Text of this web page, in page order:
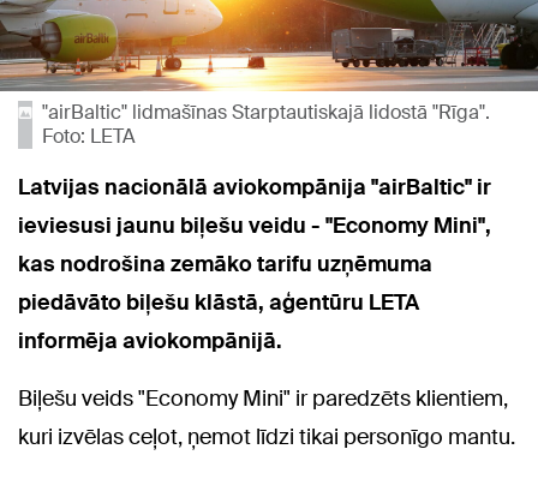
"airBaltic" lidmašīnas Starptautiskajā lidostā "Rīga".
Foto: LETA
Latvijas nacionālā aviokompānija "airBaltic" ir
ieviesusi jaunu biļešu veidu - "Economy Mini",
kas nodrošina zemāko tarifu uzņēmuma
piedāvāto biļešu klāstā, aģentūru LETA
informēja aviokompānijā.
Biļešu veids "Economy Mini" ir paredzēts klientiem,
kuri izvēlas ceļot, ņemot līdzi tikai personīgo mantu.